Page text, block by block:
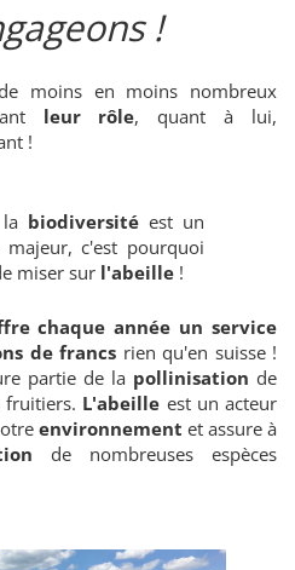
!
moins en moins nombreux
leur rôle, quant à lui,
!
biodiversité est un
majeur, c'est pourquoi
miser sur l'abeille !
chaque année un service
de francs rien qu'en suisse !
partie de la pollinisation de
fruitiers. L'abeille est un acteur
environnement et assure à
de nombreuses espèces